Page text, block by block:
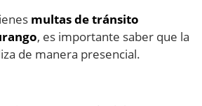
multas de tránsito
, es importante saber que la
de manera presencial.